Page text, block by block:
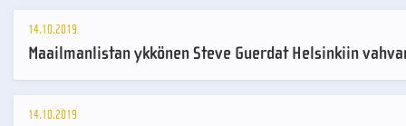
14.10.2019
Maailmanlistan ykkönen Steve Guerdat Helsinkiin
14.10.2019